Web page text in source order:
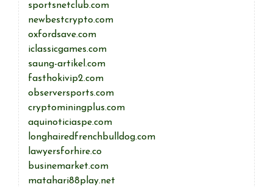
sportsnetclub.com
newbestcrypto.com
oxfordsave.com
iclassicgames.com
saung-artikel.com
fasthokivip2.com
observersports.com
cryptominingplus.com
aquinoticiaspe.com
longhairedfrenchbulldog.com
lawyersforhire.co
businemarket.com
matahari88play.net